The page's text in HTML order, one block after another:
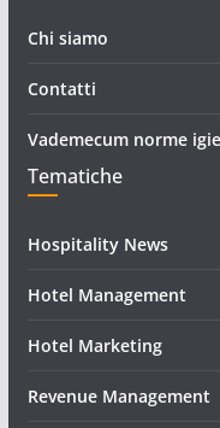
Chi siamo
Contatti
Vademecum norme
Tematiche
Hospitality News
Hotel Management
Hotel Marketing
Revenue Management